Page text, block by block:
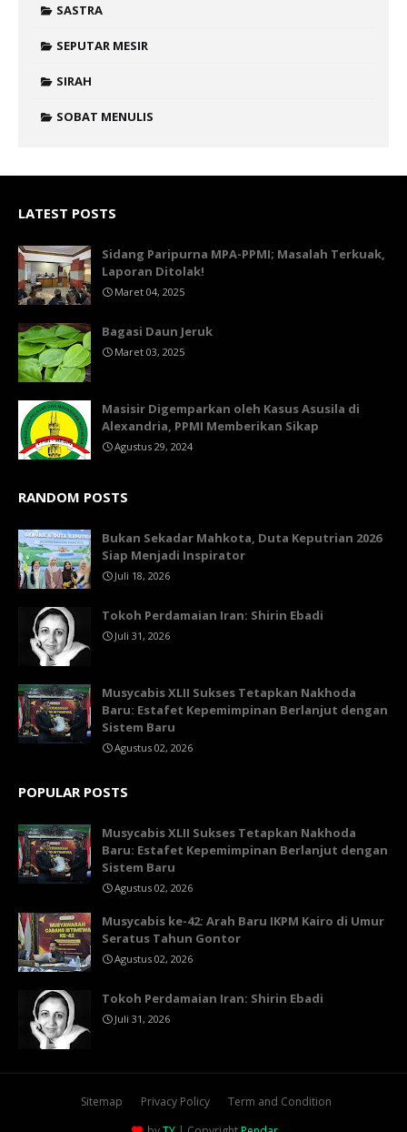
SASTRA
SEPUTAR MESIR
SIRAH
SOBAT MENULIS
LATEST POSTS
Sidang Paripurna MPA-PPMI; Masalah Terkuak,
Laporan Ditolak!
Maret 04, 2025
Bagasi Daun Jeruk
Maret 03, 2025
Masisir Digemparkan oleh Kasus Asusila di
Alexandria, PPMI Memberikan Sikap
Agustus 29, 2024
RANDOM POSTS
Bukan Sekadar Mahkota, Duta Keputrian 2026
Siap Menjadi Inspirator
Juli 18, 2026
Tokoh Perdamaian Iran: Shirin Ebadi
Juli 31, 2026
Musycabis XLII Sukses Tetapkan Nakhoda
Baru: Estafet Kepemimpinan Berlanjut dengan
Sistem Baru
Agustus 02, 2026
POPULAR POSTS
Musycabis XLII Sukses Tetapkan Nakhoda
Baru: Estafet Kepemimpinan Berlanjut dengan
Sistem Baru
Agustus 02, 2026
Musycabis ke-42: Arah Baru IKPM Kairo di Umur
Seratus Tahun Gontor
Agustus 02, 2026
Tokoh Perdamaian Iran: Shirin Ebadi
Juli 31, 2026
Sitemap Privacy Policy
Term and Condition